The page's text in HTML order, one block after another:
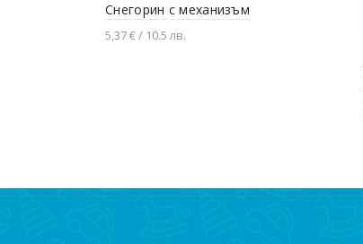
Снегорин с механизъм
5,37 € / 10.5 лв.